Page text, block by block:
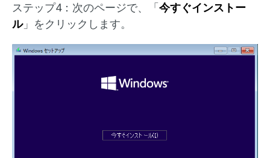
ステップ4：次のページで、「 今すぐインストー
ル」をクリックします。